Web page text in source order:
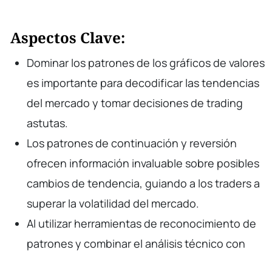
Aspectos Clave:
Dominar los patrones de los gráficos de valores
es importante para decodificar las tendencias
del mercado y tomar decisiones de trading
astutas.
Los patrones de continuación y reversión
ofrecen información invaluable sobre posibles
cambios de tendencia, guiando a los traders a
superar la volatilidad del mercado.
Al utilizar herramientas de reconocimiento de
patrones y combinar el análisis técnico con